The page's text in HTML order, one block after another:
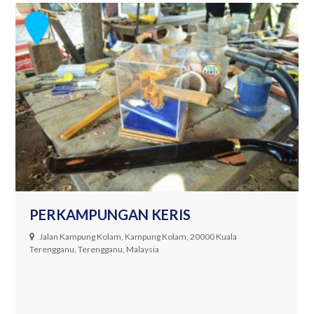
PERKAMPUNGAN KERIS
Jalan Kampung Kolam, Kampung Kolam, 20000 Kuala
Terengganu, Terengganu, Malaysia